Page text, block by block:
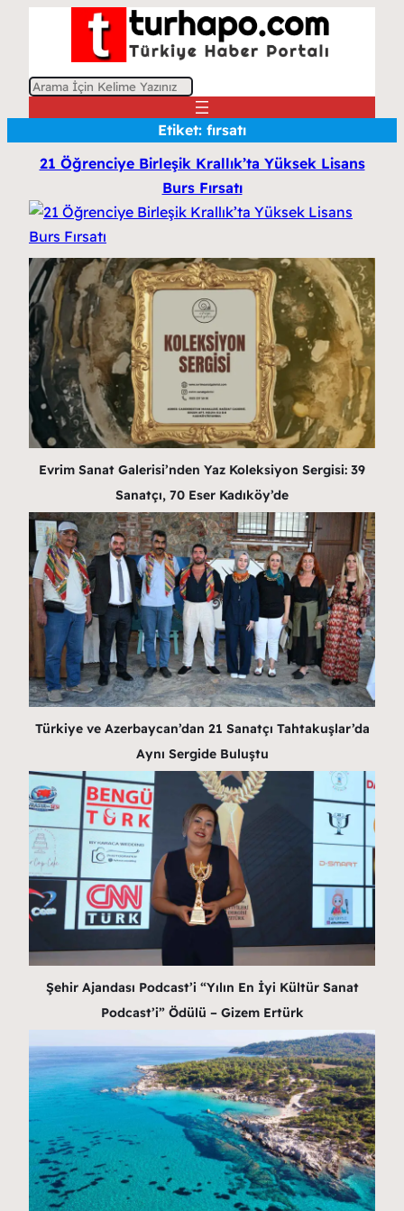
A
Etiket: fırsatı
21 Öğrenciye Birleşik Krallık’ta Yüksek Lisans
Burs Fırsatı
Evrim Sanat Galerisi’nden Yaz Koleksiyon Sergisi: 39
Sanatçı, 70 Eser Kadıköy’de
Türkiye ve Azerbaycan’dan 21 Sanatçı Tahtakuşlar’da
Aynı Sergide Buluştu
Şehir Ajandası Podcast’i “Yılın En İyi Kültür Sanat
Podcast’i” Ödülü – Gizem Ertürk